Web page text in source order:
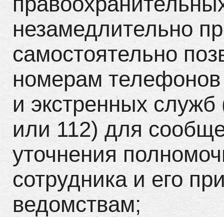
незамедлительно
самостоятельно
номерам
и экстренных
или 112) для
уточнения
сотрудника и его
ведомствам;